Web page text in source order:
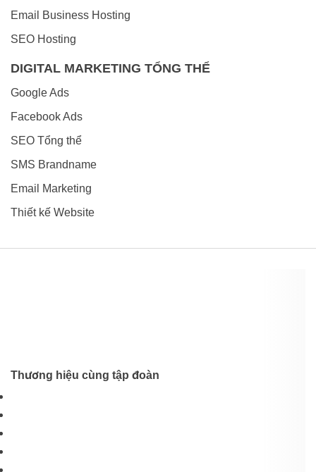
Email Business Hosting
SEO Hosting
DIGITAL MARKETING TỔNG THỂ
Google Ads
Facebook Ads
SEO Tổng thể
SMS Brandname
Email Marketing
Thiết kế Website
Thương hiệu cùng tập đoàn